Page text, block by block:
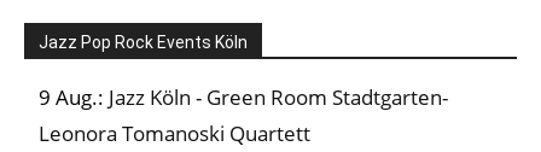
Jazz Pop Rock Events Köln
9 Aug.: Jazz Köln - Green Room Stadtgarten-
Leonora Tomanoski Quartett